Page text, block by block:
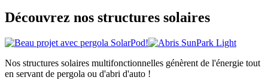
Découvrez nos structures solaires
Nos structures solaires multifonctionnelles génèrent de l'énergie tout
en servant de pergola ou d'abri d'auto !